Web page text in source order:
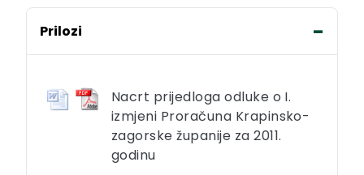
Prilozi
Nacrt prijedloga odluke o I.
izmjeni Proračuna Krapinsko-
zagorske županije za 2011.
godinu